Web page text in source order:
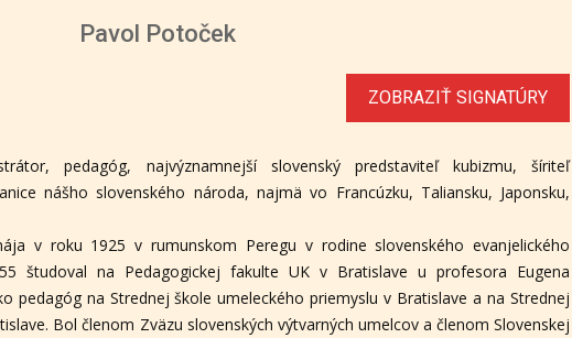
Pavol Potoček
ZOBRAZIŤ SIGNATÚRY
pedagóg, najvýznamnejší slovenský predstaviteľ kubizmu, šíriteľ
nášho slovenského národa, najmä vo Francúzku, Taliansku, Japonsku,
v roku 1925 v rumunskom Peregu v rodine slovenského evanjelického
študoval na Pedagogickej fakulte UK v Bratislave u profesora Eugena
pedagóg na Strednej škole umeleckého priemyslu v Bratislave a na Strednej
Bol členom Zväzu slovenských výtvarných umelcov a členom Slovenskej